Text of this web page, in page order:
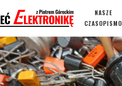
NASZE
CZASOPISMO